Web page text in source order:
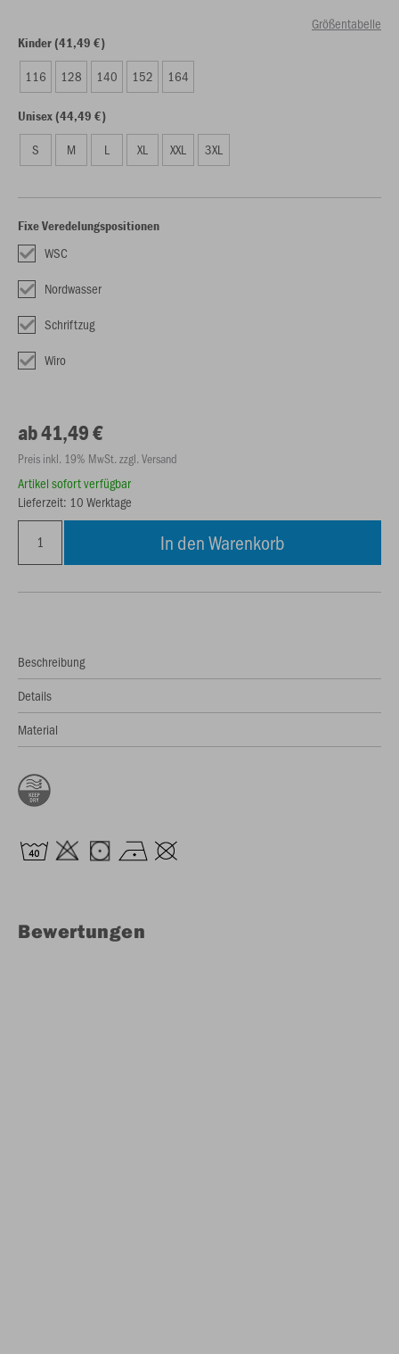
Größentabelle
Kinder (41,49 €)
116 128 140 152 164
Unisex (44,49 €)
S M L XL XXL 3XL
Fixe Veredelungspositionen
WSC
Nordwasser
Schriftzug
Wiro
ab 41,49 €
Preis inkl. 19% MwSt. zzgl. Versand
Artikel sofort verfügbar
Lieferzeit: 10 Werktage
In den Warenkorb
Beschreibung
Details
Material
Bewertungen